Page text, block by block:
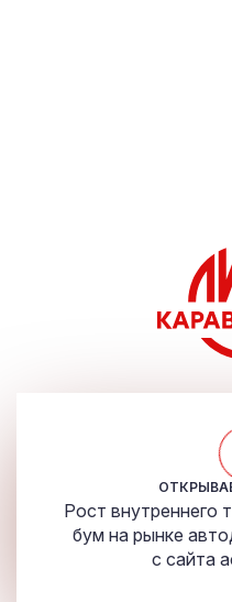
Рост внутреннего
бум на рынке
с сайта